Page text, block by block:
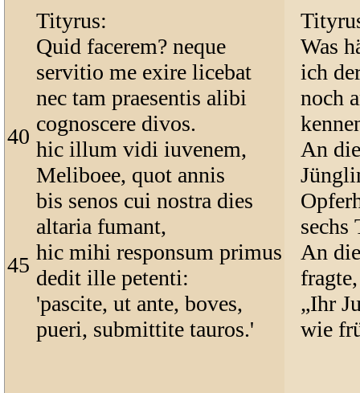
40
45
Tityrus:
Quid facerem? neque
servitio me exire licebat
nec tam praesentis alibi
cognoscere divos.
hic illum vidi iuvenem,
Meliboee, quot annis
bis senos cui nostra dies
altaria fumant,
hic mihi responsum primus
dedit ille petenti:
'pascite, ut ante, boves,
pueri, submittite tauros.'
Was
ich
noch
An
sechs
An
„Ihr
wie